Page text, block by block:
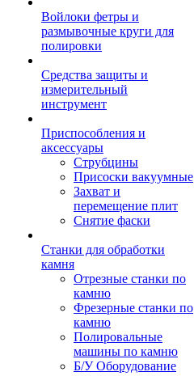
Войлоки фетры и
размывочные круги для
полировки
Средства защиты и
измерительный
инструмент
Приспособления и
аксессуары
Струбцины
Присоски вакуумные
Захват и
перемещение плит
Снятие фаски
Станки для обработки
камня
Отрезные станки по
камню
Фрезерные станки по
камню
Полировальные
машины по камню
Б/У Оборудование